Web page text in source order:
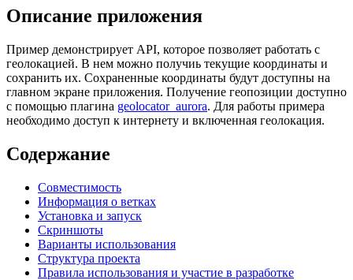
Описание приложения
Пример демонстрирует API, которое позволяет работать с
геолокацией. В нем можно получиь текущие координаты и
сохранить их. Сохраненные координаты будут доступны на
главном экране приложения. Получение геопозиции доступно
с помощью плагина geolocator_aurora. Для работы примера
необходимо доступ к интернету и включенная геолокация.
Содержание
Совместимость
Информация о ветках
Установка и запуск
Скриншоты
Варианты использования
Структура проекта
Правила использования и участие в разработке